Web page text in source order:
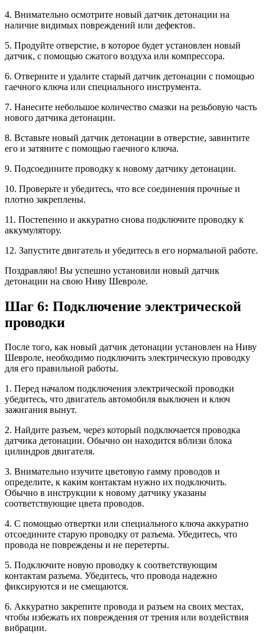
4. Внимательно осмотрите новый датчик детонации на
наличие видимых повреждений или дефектов.
5. Продуйте отверстие, в которое будет установлен новый
датчик, с помощью сжатого воздуха или компрессора.
6. Отверните и удалите старый датчик детонации с помощью
гаечного ключа или специального инструмента.
7. Нанесите небольшое количество смазки на резьбовую часть
нового датчика детонации.
8. Вставьте новый датчик детонации в отверстие, завинтите
его и затяните с помощью гаечного ключа.
9. Подсоедините проводку к новому датчику детонации.
10. Проверьте и убедитесь, что все соединения прочные и
плотно закреплены.
11. Постепенно и аккуратно снова подключите проводку к
аккумулятору.
12. Запустите двигатель и убедитесь в его нормальной работе.
Поздравляю! Вы успешно установили новый датчик
детонации на свою Ниву Шевроле.
Шаг 6: Подключение электрической
проводки
После того, как новый датчик детонации установлен на Ниву
Шевроле, необходимо подключить электрическую проводку
для его правильной работы.
1. Перед началом подключения электрической проводки
убедитесь, что двигатель автомобиля выключен и ключ
зажигания вынут.
2. Найдите разъем, через который подключается проводка
датчика детонации. Обычно он находится вблизи блока
цилиндров двигателя.
3. Внимательно изучите цветовую гамму проводов и
определите, к каким контактам нужно их подключить.
Обычно в инструкции к новому датчику указаны
соответствующие цвета проводов.
4. С помощью отвертки или специального ключа аккуратно
отсоедините старую проводку от разъема. Убедитесь, что
провода не повреждены и не перетерты.
5. Подключите новую проводку к соответствующим
контактам разъема. Убедитесь, что провода надежно
фиксируются и не смещаются.
6. Аккуратно закрепите провода и разъем на своих местах,
чтобы избежать их повреждения от трения или воздействия
вибрации.